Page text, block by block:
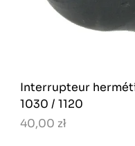
Interrupteur
1030 / 1120
40,00 zł